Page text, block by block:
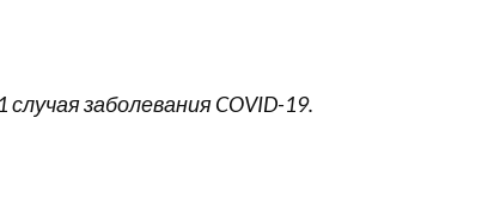
заболевания COVID-19.